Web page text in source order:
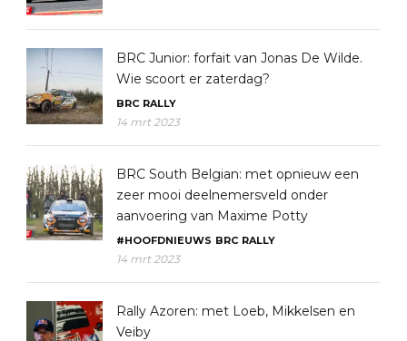
BRC Junior: forfait van Jonas De Wilde.
Wie scoort er zaterdag?
BRC RALLY
14 mrt 2023
BRC South Belgian: met opnieuw een
zeer mooi deelnemersveld onder
aanvoering van Maxime Potty
#HOOFDNIEUWS BRC RALLY
14 mrt 2023
Rally Azoren: met Loeb, Mikkelsen en
Veiby